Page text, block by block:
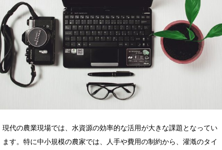
現代の農業現場では、水資源の効率的な活用が大きな課題となってい
ます。特に中小規模の農家では、人手や費用の制約から、灌漑のタイ